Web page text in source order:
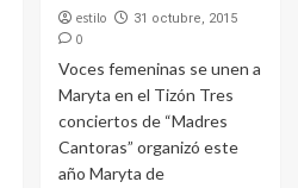
estilo 31 octubre, 2015
0
Voces femeninas se unen a
Maryta en el Tizón Tres
conciertos de “Madres
Cantoras” organizó este
año Maryta de